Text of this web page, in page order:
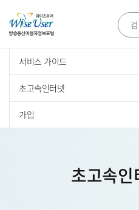
서비스 가이드
초고속인터넷
가입
초고속